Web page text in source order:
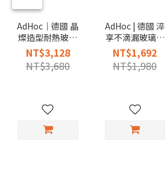
AdHoc｜德國 晶
燦造型耐熱玻璃
茶壺（極光灰）
1.2L - 附有濾茶
器
NT$3,128
NT$3,680
AdHoc | 德國 淬
享不滴漏玻璃油
醋調味罐 300ml
NT$1,692
NT$1,980